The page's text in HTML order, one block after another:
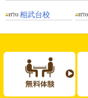
相武台校